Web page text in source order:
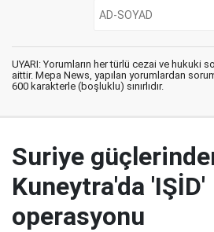
UYARI: Yorumların her türlü cezai ve hukuki
aittir. Mepa News, yapılan yorumlardan
600 karakterle (boşluklu) sınırlıdır.
Suriye
Kuneytra'da 'IŞİD'
operasyonu